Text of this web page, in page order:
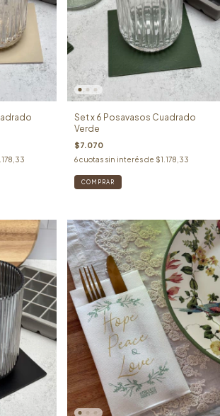
Set x 6 Posavasos Cuadrado
Verde
$7.070
6 cuotas sin interés de $1.178,33